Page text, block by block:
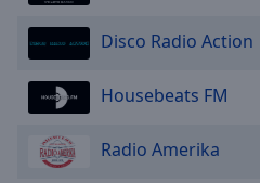
Font
Family
Reset
Disco Radio Action
Housebeats FM
Radio Amerika